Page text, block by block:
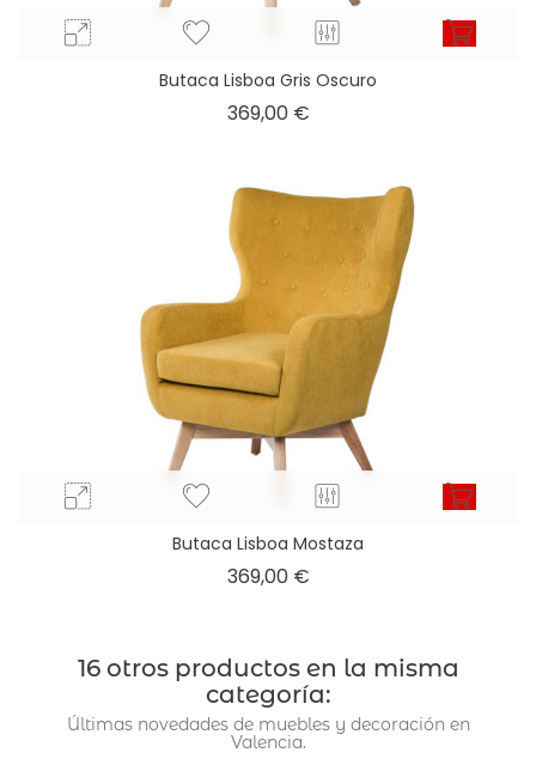
Butaca Lisboa Gris Oscuro
369,00 €Precio
Butaca Lisboa Mostaza
369,00 €Precio
16 otros productos en la misma
categoría:
Últimas novedades de muebles y decoración en
Valencia.